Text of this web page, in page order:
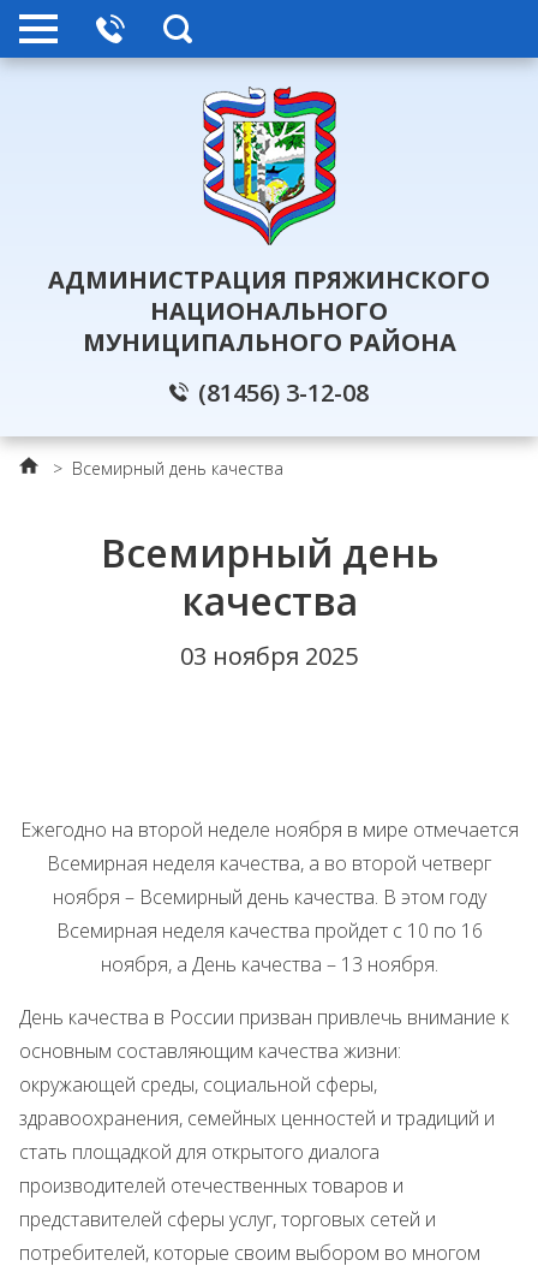
АДМИНИСТРАЦИЯ ПРЯЖИНСКОГО
НАЦИОНАЛЬНОГО
МУНИЦИПАЛЬНОГО РАЙОНА
(81456) 3-12-08
> Всемирный день качества
Всемирный день
качества
03 ноября 2025
Ежегодно на второй неделе ноября в мире отмечается
Всемирная неделя качества, а во второй четверг
ноября – Всемирный день качества. В этом году
Всемирная неделя качества пройдет с 10 по 16
ноября, а День качества – 13 ноября.
День качества в России призван привлечь внимание к
основным составляющим качества жизни:
окружающей среды, социальной сферы,
здравоохранения, семейных ценностей и традиций и
стать площадкой для открытого диалога
производителей отечественных товаров и
представителей сферы услуг, торговых сетей и
потребителей, которые своим выбором во многом